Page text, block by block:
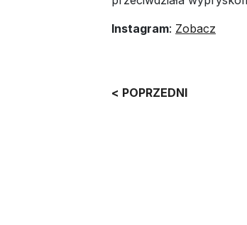
Instagram: Zobacz
< POPRZEDNI